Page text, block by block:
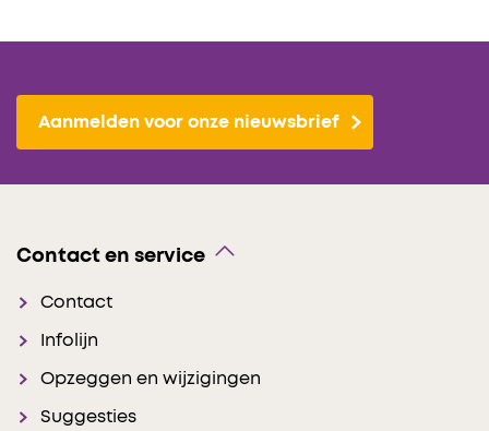
Aanmelden voor onze nieuwsbrief
Contact en service
Contact
Infolijn
Opzeggen en wijzigingen
Suggesties